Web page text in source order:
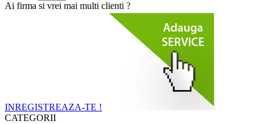
Ai firma si vrei mai multi clienti ?
INREGISTREAZA-TE !
CATEGORII